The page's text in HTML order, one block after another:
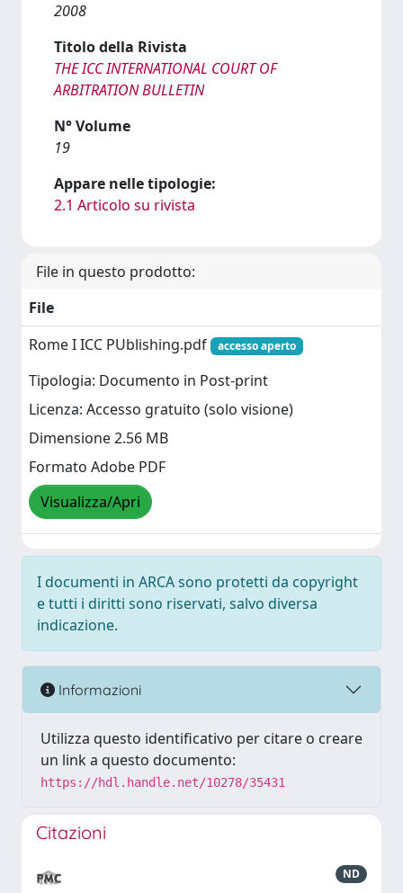
2008
Titolo della Rivista
THE ICC INTERNATIONAL COURT OF
ARBITRATION BULLETIN
N° Volume
19
Appare nelle tipologie:
2.1 Articolo su rivista
File in questo prodotto:
File
Rome I ICC PUblishing.pdf
accesso aperto
Tipologia: Documento in Post-print
Licenza: Accesso gratuito (solo visione)
Dimensione 2.56 MB
Formato Adobe PDF
Visualizza/Apri
I documenti in ARCA sono protetti da copyright
e tutti i diritti sono riservati, salvo diversa
indicazione.
Informazioni
Utilizza questo identificativo per citare o creare
un link a questo documento:
https://hdl.handle.net/10278/35431
Citazioni
ND